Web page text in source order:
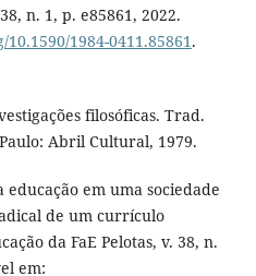
n. 1, p. e85861, 2022.
1984-0411.85861 .
filosóficas. Trad.
Abril Cultural, 1979.
em uma sociedade
de um currículo
da FaE Pelotas, v. 38, n.
em: